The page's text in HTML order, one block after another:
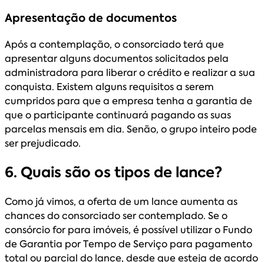
Apresentação de documentos
Após a contemplação, o consorciado terá que
apresentar alguns documentos solicitados pela
administradora para liberar o crédito e realizar a sua
conquista. Existem alguns requisitos a serem
cumpridos para que a empresa tenha a garantia de
que o participante continuará pagando as suas
parcelas mensais em dia. Senão, o grupo inteiro pode
ser prejudicado.
6. Quais são os tipos de lance?
Como já vimos, a oferta de um lance aumenta as
chances do consorciado ser contemplado. Se o
consórcio for para imóveis, é possível utilizar o Fundo
de Garantia por Tempo de Serviço para pagamento
total ou parcial do lance, desde que esteja de acordo